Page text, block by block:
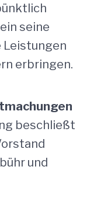
seine
Leistungen
erbringen.
beschließt
und